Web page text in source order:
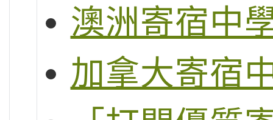
澳洲寄宿中
加拿大寄宿